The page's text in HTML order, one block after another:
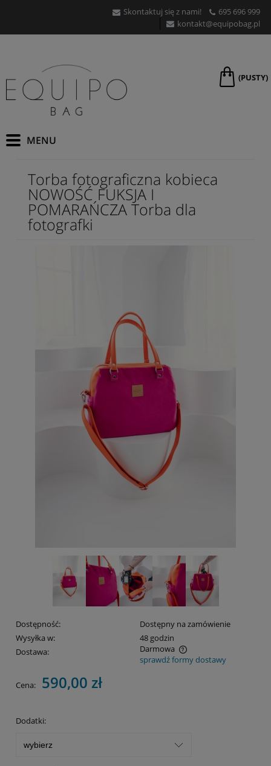
Skontaktuj się z nami!
695 696 999
kontakt@equipobag.pl
(PUSTY)
Torba fotograficzna kobieca
NOWOŚĆ FUKSJA I
POMARAŃCZA Torba dla
fotografki
Dostępność:
Dostępny na zamówienie
Wysyłka w:
48 godzin
Dostawa:
Darmowa
Cena nie zawiera ewentualnych kosztów płatności
sprawdź formy dostawy
Cena: 590,00 zł
Dodatki: